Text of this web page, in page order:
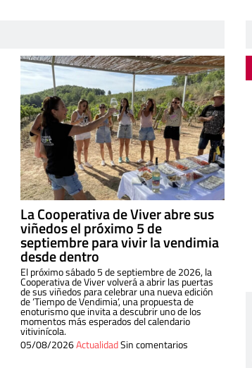
La Cooperativa de Viver abre sus
viñedos el próximo 5 de
septiembre para vivir la vendimia
desde dentro
El próximo sábado 5 de septiembre de 2026, la
Cooperativa de Viver volverá a abrir las puertas
de sus viñedos para celebrar una nueva edición
de ‘Tiempo de Vendimia’, una propuesta de
enoturismo que invita a descubrir uno de los
momentos más esperados del calendario
vitivinícola.
05/08/2026ActualidadSin comentarios